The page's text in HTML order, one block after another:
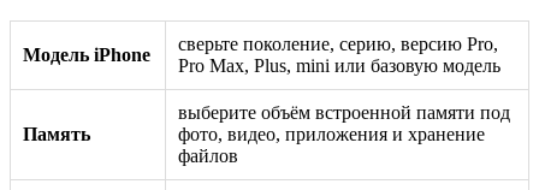
Модель iPhone
сверьте поколение, серию, версию Pro,
Pro Max, Plus, mini или базовую модель
Память
выберите объём встроенной памяти под
фото, видео, приложения и хранение
файлов